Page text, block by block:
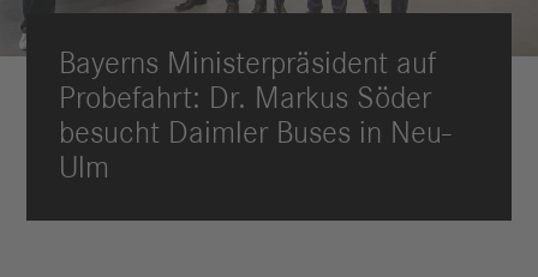
Bayerns Ministerpräsident auf
Probefahrt: Dr. Markus Söder
besucht Daimler Buses in Neu-
Ulm